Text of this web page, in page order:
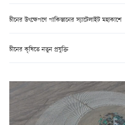
চীনের উৎক্ষেপণে পাকিস্তানের স্যাটেলাইট মহাকাশে
চীনের কৃষিতে নতুন প্রযুক্তি